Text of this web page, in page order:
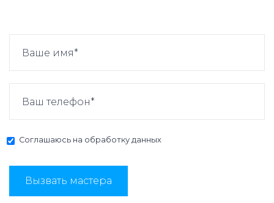
Соглашаюсь на обработку данных
Вызвать мастера